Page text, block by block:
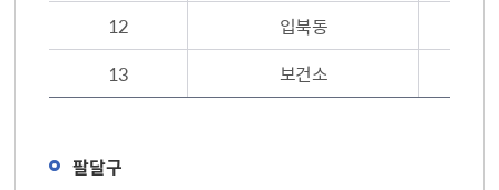
12
입북동
13
보건소
팔달구